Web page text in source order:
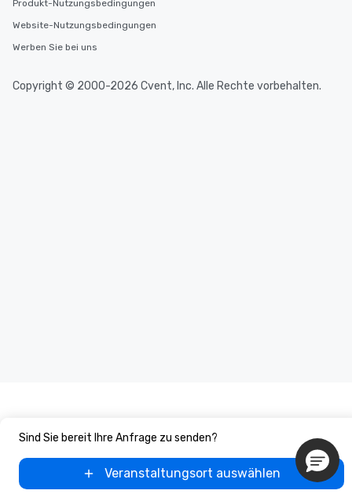
Sind Sie bereit Ihre Anfrage zu senden?
Veranstaltungsort auswählen
Produkt-Nutzungsbedingungen
Website-Nutzungsbedingungen
Werben Sie bei uns
Copyright © 2000-2026 Cvent, Inc. Alle Rechte vorbehalten.